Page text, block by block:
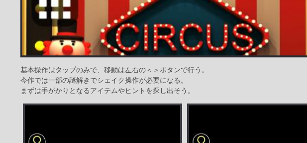
基本操作はタップのみで、移動は左右の＜＞ボタンで行う。
今作では一部の謎解きでシェイク操作が必要になる。
まずは手がかりとなるアイテムやヒントを探し出そう。